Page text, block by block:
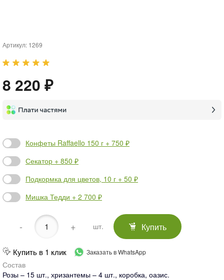
Артикул: 1269
8 220 ₽
Конфеты Raffaello 150 г + 750 ₽
Секатор + 850 ₽
Подкормка для цветов, 10 г + 50 ₽
Мишка Тедди + 2 700 ₽
- + шт. Купить
Купить в 1 клик Заказать в WhatsApp
Состав
Розы – 15 шт., хризантемы – 4 шт., коробка, оазис.